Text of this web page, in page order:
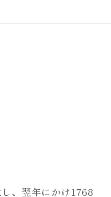
、 翌年にかけ1768